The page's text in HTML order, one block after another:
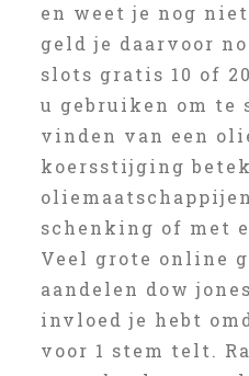
en weet je nog
geld je daarvoor
slots gratis 10 of
u gebruiken om te
vinden van een
koersstijging
schenking of met
Veel grote online
aandelen dow
invloed je hebt
voor 1 stem telt.